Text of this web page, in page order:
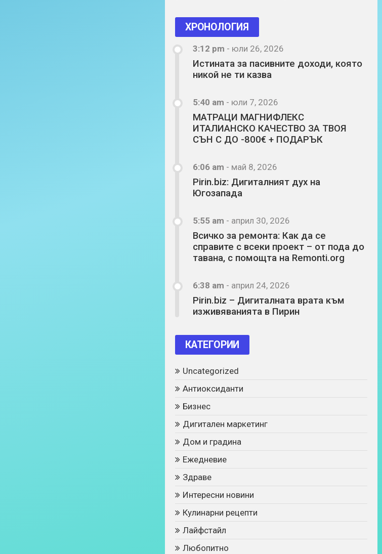
ХРОНОЛОГИЯ
3:12 pm - юли 26, 2026
Истината за пасивните доходи, която
никой не ти казва
5:40 am - юли 7, 2026
МАТРАЦИ МАГНИФЛЕКС
ИТАЛИАНСКО КАЧЕСТВО ЗА ТВОЯ
СЪН С ДО -800€ + ПОДАРЪК
6:06 am - май 8, 2026
Pirin.biz: Дигиталният дух на
Югозапада
5:55 am - април 30, 2026
Всичко за ремонта: Как да се
справите с всеки проект – от пода до
тавана, с помощта на Remonti.org
6:38 am - април 24, 2026
Pirin.biz – Дигиталната врата към
изживяванията в Пирин
КАТЕГОРИИ
Uncategorized
Антиоксиданти
Бизнес
Дигитален маркетинг
Дом и градина
Ежедневие
Здраве
Интересни новини
Кулинарни рецепти
Лайфстайл
Любопитно